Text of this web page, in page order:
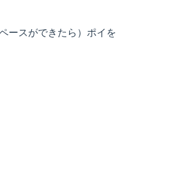
ースができたら）ポイを